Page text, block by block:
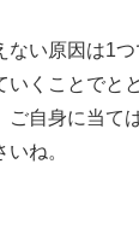
い原因は1つ
いくことでと
ご自身に当て
ね。